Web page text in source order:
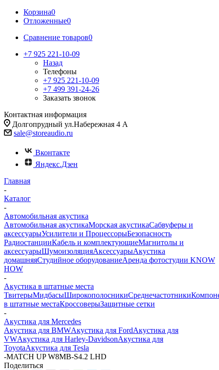
Корзина0
Отложенные0
Сравнение товаров0
+7 925 221-10-09
Назад
Телефоны
+7 925 221-10-09
+7 499 391-24-26
Заказать звонок
Контактная информация
Долгопрудный ул.Набережная 4 А
sale@storeaudio.ru
Вконтакте
Яндекс.Дзен
Главная
-
Каталог
-
Автомобильная акустика
Автомобильная акустикаМорская акустикаСабвуферы и
аксессуарыУсилители и ПроцессорыБезопасность
РадиостанцииКабель и комплектующиеМагнитолы и
аксессуарыШумоизоляцияАксессуарыАкустика
домашняяСтудийное оборудованиеАренда фотостудии KNOW
HOW
-
Акустика в штатные места
ТвитерыМидбасыШирокополосникиСреднечастотники
в штатные местаКроссоверыЗащитные сетки
-
Акустика для Mercedes
Акустика для BMWАкустика для FordАкустика для
VWАкустика для Harley-DavidsonАкустика для
ToyotaАкустика для Tesla
-MATCH UP W8MB-S4.2 LHD
Поделиться